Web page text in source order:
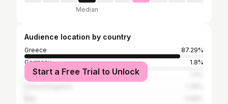
Median
Audience location by country
Greece
87.29%
Germany
1.8%
Cyprus
Start a Free Trial to Unlock